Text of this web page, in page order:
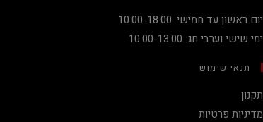
יום ראשון עד חמישי: 10:00-18:00
ימי שישי וערבי חג: 10:00-13:00
תנאי שימוש
תקנון
מדיניות פרטיות